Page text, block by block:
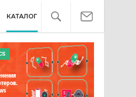
КАТАЛОГ